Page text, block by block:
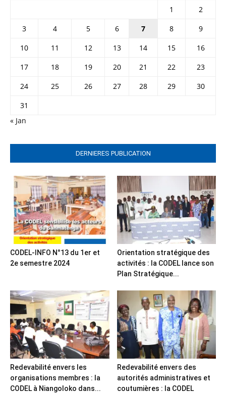
1
2
3
4 5 6 7 8
9
10
11 12 13 14 15
16
17
18 19 20 21 22
23
24
25 26 27 28 29
30
31
« Jan
DERNIERES PUBLICATION
CODEL-INFO N°13 du 1er et
2e semestre 2024
Orientation stratégique des
activités : la CODEL lance son
Plan Stratégique...
Redevabilité envers les
organisations membres : la
CODEL à Niangoloko dans...
Redevabilité envers des
autorités administratives et
coutumières : la CODEL